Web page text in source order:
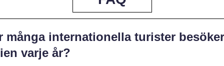
många internationella turister besöker
varje år?